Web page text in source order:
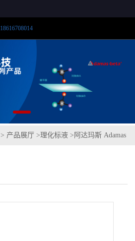
18616708014
> 产品展厅 >理化标液 > 阿达玛斯 Adamas